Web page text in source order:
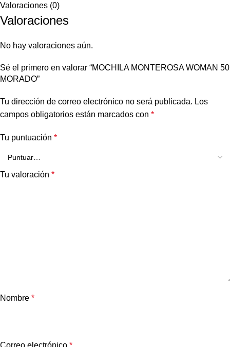
Valoraciones (0)
Valoraciones
No hay valoraciones aún.
Sé el primero en valorar “MOCHILA MONTEROSA WOMAN 50
MORADO”
Tu dirección de correo electrónico no será publicada. Los
campos obligatorios están marcados con *
Tu puntuación *
Tu valoración *
Nombre *
Correo electrónico *